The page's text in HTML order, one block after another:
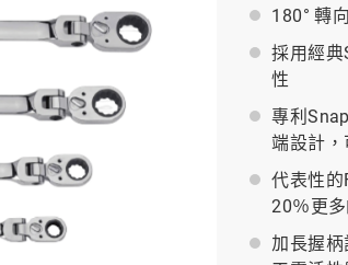
瑞典魚牌
180° 轉
採用經典
性
專利
端設計
代表性
20％更
加長握